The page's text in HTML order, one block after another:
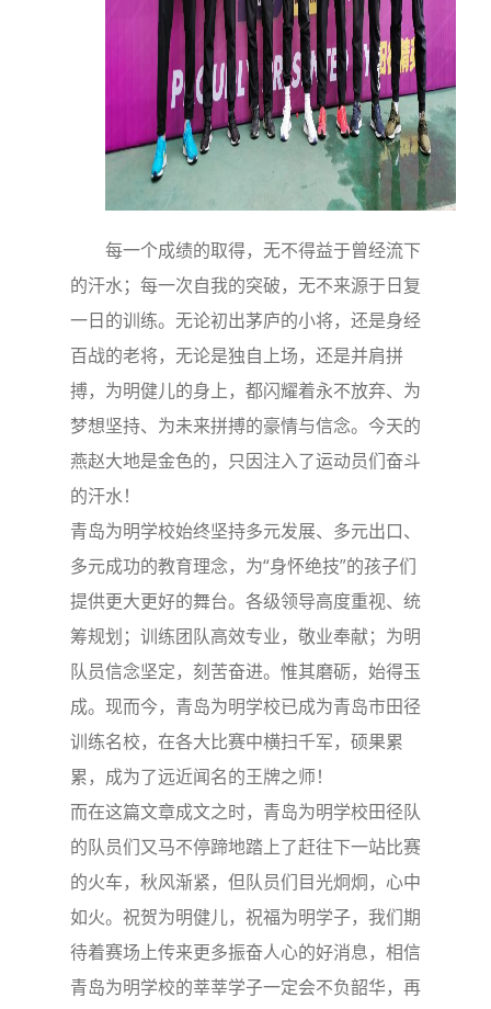
每一个成绩的取得，无不得益于曾经流下
的汗水；每一次自我的突破，无不来源于日复
一日的训练。无论初出茅庐的小将，还是身经
百战的老将，无论是独自上场，还是并肩拼
搏，为明健儿的身上，都闪耀着永不放弃、为
梦想坚持、为未来拼搏的豪情与信念。今天的
燕赵大地是金色的，只因注入了运动员们奋斗
的汗水！
青岛为明学校始终坚持多元发展、多元出口、
多元成功的教育理念，为“身怀绝技”的孩子们
提供更大更好的舞台。各级领导高度重视、统
筹规划；训练团队高效专业，敬业奉献；为明
队员信念坚定，刻苦奋进。惟其磨砺，始得玉
成。现而今，青岛为明学校已成为青岛市田径
训练名校，在各大比赛中横扫千军，硕果累
累，成为了远近闻名的王牌之师！
而在这篇文章成文之时，青岛为明学校田径队
的队员们又马不停蹄地踏上了赶往下一站比赛
的火车，秋风渐紧，但队员们目光炯炯，心中
如火。祝贺为明健儿，祝福为明学子，我们期
待着赛场上传来更多振奋人心的好消息，相信
青岛为明学校的莘莘学子一定会不负韶华，再